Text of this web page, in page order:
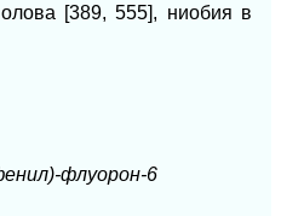
[389, 555], ниобия в
флуорон-6